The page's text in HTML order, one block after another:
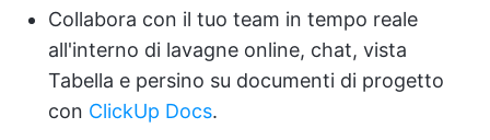
Collabora con il tuo team in tempo reale
all'interno di lavagne online, chat, vista
Tabella e persino su documenti di progetto
con ClickUp Docs.